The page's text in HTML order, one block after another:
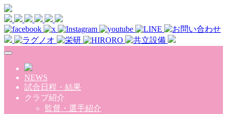
Skip to main content
NEWS
試合日程・結果
クラブ紹介
監督・選手紹介